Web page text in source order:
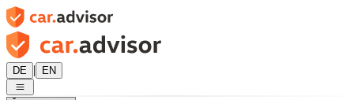
DE | EN